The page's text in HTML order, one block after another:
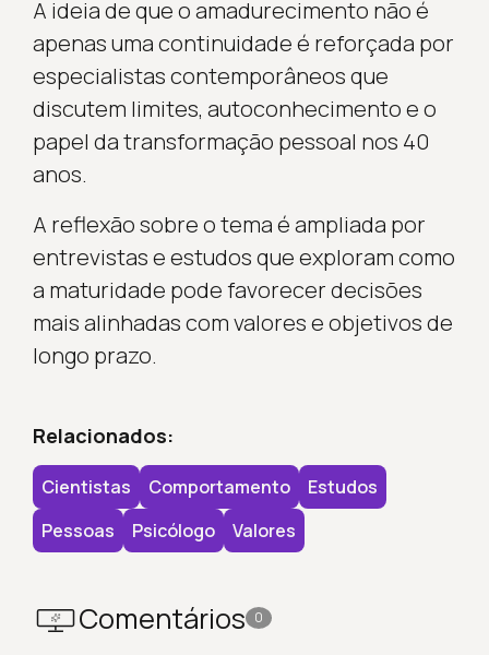
A ideia de que o amadurecimento não é
apenas uma continuidade é reforçada por
especialistas contemporâneos que
discutem limites, autoconhecimento e o
papel da transformação pessoal nos 40
anos.
A reflexão sobre o tema é ampliada por
entrevistas e estudos que exploram como
a maturidade pode favorecer decisões
mais alinhadas com valores e objetivos de
longo prazo.
Relacionados:
Cientistas Comportamento
Estudos
Pessoas
Psicólogo Valores
Comentários 0